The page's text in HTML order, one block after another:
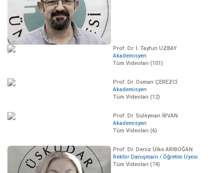
Prof. Dr. İ. Tayfun UZBAY
Akademisyen
Tüm Videoları (101)
Prof. Dr. Osman ÇEREZCİ
Akademisyen
Tüm Videoları (12)
Prof. Dr. Süleyman İRVAN
Akademisyen
Tüm Videoları (6)
Prof. Dr. Deniz Ülke ARIBOĞAN
Rektör Danışmanı / Öğretim Üyesi
Tüm Videoları (74)